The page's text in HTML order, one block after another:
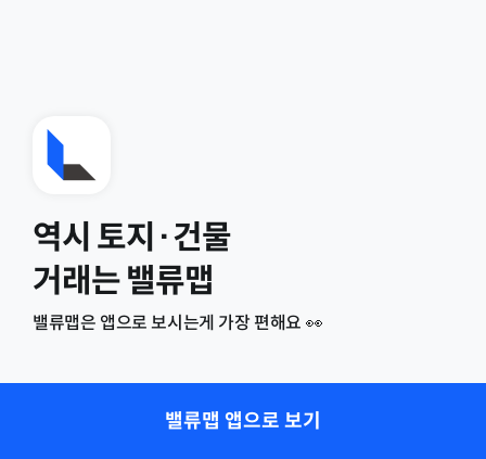
역시 토지·건물
거래는 밸류맵
밸류맵은 앱으로 보시는게 가장 편해요 👀
밸류맵 앱으로 보기